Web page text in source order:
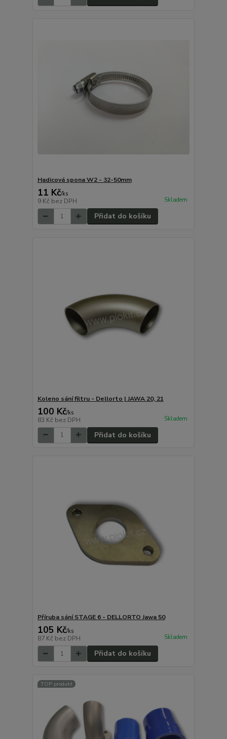
Hadicová spona W2 - 32-50mm
11 Kč/ks
9 Kč bez DPH Skladem
Přidat do košíku
Koleno sání filtru - Dellorto | JAWA 20, 21
100 Kč/ks
83 Kč bez DPH Skladem
Přidat do košíku
Příruba sání STAGE 6 - DELLORTO Jawa 50
105 Kč/ks
87 Kč bez DPH Skladem
Přidat do košíku
TOP produkt